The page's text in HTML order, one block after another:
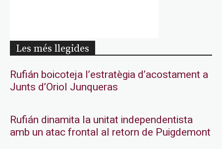
Les més llegides
Rufián boicoteja l’estratègia d’acostament a
Junts d’Oriol Junqueras
Rufián dinamita la unitat independentista
amb un atac frontal al retorn de Puigdemont